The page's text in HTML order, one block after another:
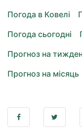
Погода в Ковелі
Погода сьогодні
Прогноз на
Прогноз на місяць